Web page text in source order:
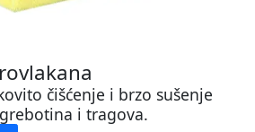
čišćenje i brzo sušenje
i tragova.